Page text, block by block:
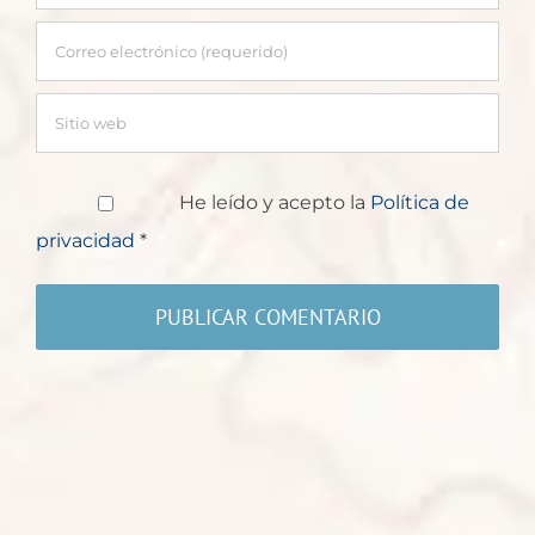
He leído y acepto la Política de
privacidad *